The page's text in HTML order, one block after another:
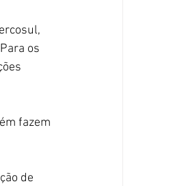
os
fazem
de